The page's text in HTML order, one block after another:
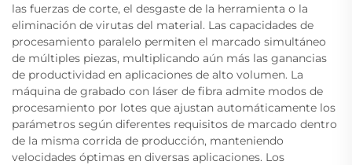
las fuerzas de corte, el desgaste de la herramienta o la
eliminación de virutas del material. Las capacidades de
procesamiento paralelo permiten el marcado simultáneo
de múltiples piezas, multiplicando aún más las ganancias
de productividad en aplicaciones de alto volumen. La
máquina de grabado con láser de fibra admite modos de
procesamiento por lotes que ajustan automáticamente los
parámetros según diferentes requisitos de marcado dentro
de la misma corrida de producción, manteniendo
velocidades óptimas en diversas aplicaciones. Los